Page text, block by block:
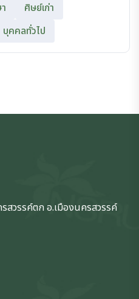
ศิษย์เก่า
บุคคลทั่วไป
สวรรค์ตก อ.เมืองนครสวรรค์